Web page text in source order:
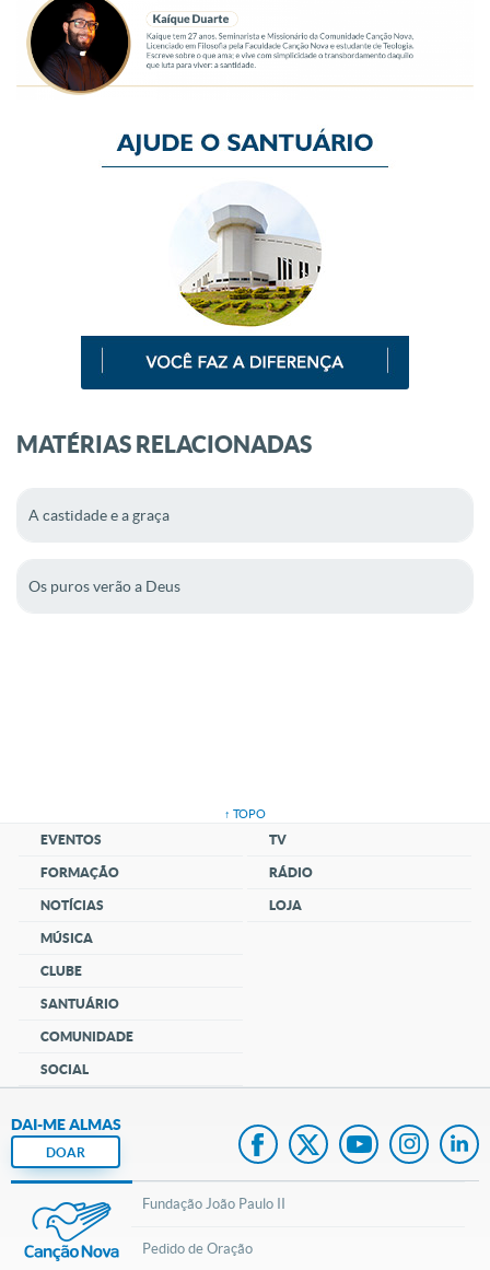
MATÉRIAS RELACIONADAS
A castidade e a graça
Os puros verão a Deus
↑ TOPO
EVENTOS
FORMAÇÃO
NOTÍCIAS
MÚSICA
CLUBE
SANTUÁRIO
COMUNIDADE
SOCIAL
TV
RÁDIO
LOJA
DAI-ME ALMAS
DOAR
Fundação João Paulo II
Pedido de Oração